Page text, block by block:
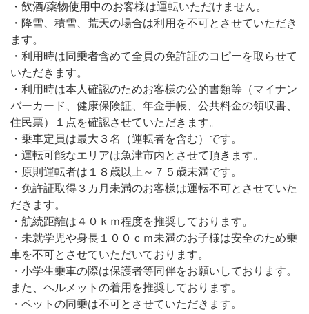
・飲酒/薬物使用中のお客様は運転いただけません。
・降雪、積雪、荒天の場合は利用を不可とさせていただき
ます。
・利用時は同乗者含めて全員の免許証のコピーを取らせて
いただきます。
・利用時は本人確認のためお客様の公的書類等（マイナン
バーカード、健康保険証、年金手帳、公共料金の領収書、
住民票）１点を確認させていただきます。
・乗車定員は最大３名（運転者を含む）です。
・運転可能なエリアは魚津市内とさせて頂きます。
・原則運転者は１８歳以上～７５歳未満です。
・免許証取得３カ月未満のお客様は運転不可とさせていた
だきます。
・航続距離は４０ｋｍ程度を推奨しております。
・未就学児や身長１００ｃｍ未満のお子様は安全のため乗
車を不可とさせていただいております。
・小学生乗車の際は保護者等同伴をお願いしております。
また、ヘルメットの着用を推奨しております。
・ペットの同乗は不可とさせていただきます。